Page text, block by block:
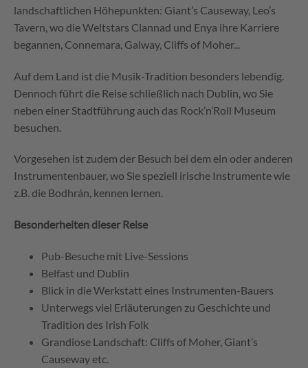
landschaftlichen Höhepunkten: Giant’s Causeway, Leo’s
Tavern, wo die Weltstars Clannad und Enya ihre Karriere
begannen, Connemara, Galway, Cliffs of Moher...
Auf dem Land ist die Musik-Tradition besonders lebendig.
Dennoch führt die Reise schließlich nach Dublin, wo Sie
neben einer Stadtführung auch das Rock’n’Roll Museum
besuchen.
Vorgesehen ist zudem der Besuch bei dem ein oder anderen
Instrumentenbauer, wo Sie speziell irische Instrumente wie
z.B. die Bodhrán, kennen lernen.
Besonderheiten dieser Reise
Pub-Besuche mit Live-Sessions
Belfast und Dublin
Blick in die Werkstatt eines Instrumenten-Bauers
Unterwegs viel Erläuterungen zu Geschichte und
Tradition des Irish Folk
Grandiose Landschaft: Cliffs of Moher, Giant’s
Causeway etc.